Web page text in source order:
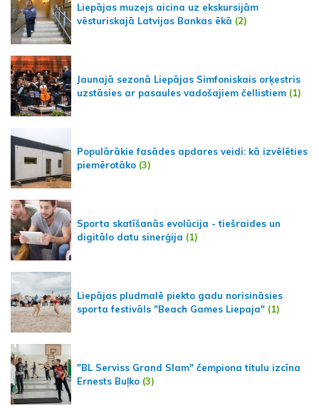
Liepājas muzejs aicina uz ekskursijām
vēsturiskajā Latvijas Bankas ēkā (2)
Jaunajā sezonā Liepājas Simfoniskais orķestris
uzstāsies ar pasaules vadošajiem čellistiem (1)
Populārākie fasādes apdares veidi: kā izvēlēties
piemērotāko (3)
Sporta skatīšanās evolūcija - tiešraides un
digitālo datu sinerģija (1)
Liepājas pludmalē piekto gadu norisināsies
sporta festivāls "Beach Games Liepaja" (1)
"BL Serviss Grand Slam" čempiona titulu izcīna
Ernests Buļko (3)